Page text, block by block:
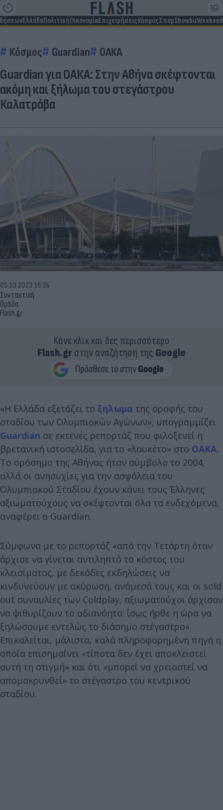
ΕλλάδαΠολιτικήΟικονομίαΕπιχειρήσειςΚόσμοςΣπορShowbizWeekend
Κόσμος Guardian ΟΑΚΑ
Guardian για ΟΑΚΑ: Στην Αθήνα σκέφτονται
ακόμη και ξήλωμα του στεγάστρου
Καλατράβα
Συντακτική
Ομάδα
Flash.gr
05.10.2023 16:24
Κάνε κλικ και δες περισσότερο
Flash.grστην αναζήτηση της Google
«Η Ελλάδα εξετάζει το ξήλωμα της οροφής του
σταδίου των Ολυμπιακών Αγώνων», υπογραμμίζει
Guardian σε εκτενές ρεπορτάζ που φιλοξενεί η
βρετανική ιστοσελίδα, για το «λουκέτο» στο ΟΑΚΑ.
Το ορόσημο της Αθήνας ήταν σύμβολο το 2004,
αλλά οι ανησυχίες για την ασφάλεια του
Ολυμπιακού Σταδίου έχουν κάνει τους Έλληνες
αξιωματούχους να σκέφτονται όλα τα ενδεχόμενα,
αναφέρει ο Guardian.
Σύμφωνα με το ρεπορτάζ «από την Τετάρτη όταν
άρχισε να γίνεται αντιληπτό το κόστος του
κλεισίματος, με δεκάδες εκδηλώσεις να
κινδυνεύουν με ακύρωση, ανάμεσά τους και οι sold
out συναυλίες των Coldplay, αξιωματούχοι άρχισαν
να ψιθυρίζουν το αδιανόητο: ίσως ήρθε η ώρα να
ξηλώσουμε εντελώς το διάσημο στέγαστρο».
Επικαλείται, μάλιστα, καλά πληροφορημένη πηγή η
οποία επισημαίνει «τίποτα δεν έχει αποκλειστεί
αυτή τη στιγμή» και ότι «μπορεί να χρειαστεί να
απομακρυνθεί» το στέγαστρο του κεντρικού
σταδίου.